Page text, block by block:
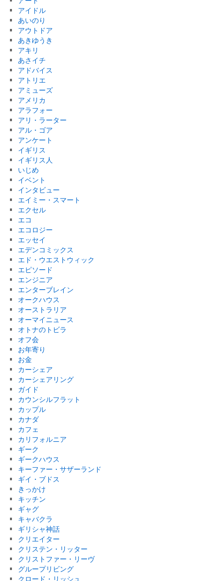
アイドル
あいのり
アウトドア
あきゆうき
アキリ
あさイチ
アドバイス
アトリエ
アミューズ
アメリカ
アラフォー
アリ・ラーター
アル・ゴア
アンケート
イギリス
イギリス人
いじめ
イベント
インタビュー
エイミー・スマート
エクセル
エコ
エコロジー
エッセイ
エデンコミックス
エド・ウエストウィック
エピソード
エンジニア
エンターブレイン
オークハウス
オーストラリア
オーマイニュース
オトナのトビラ
オフ会
お年寄り
お金
カーシェア
カーシェアリング
ガイド
カウンシルフラット
カップル
カナダ
カフェ
カリフォルニア
ギーク
ギークハウス
キーファー・サザーランド
ギイ・ブドス
きっかけ
キッチン
ギャグ
キャバクラ
ギリシャ神話
クリエイター
クリステン・リッター
クリストファー・リーヴ
グループリビング
クロード・リッシュ